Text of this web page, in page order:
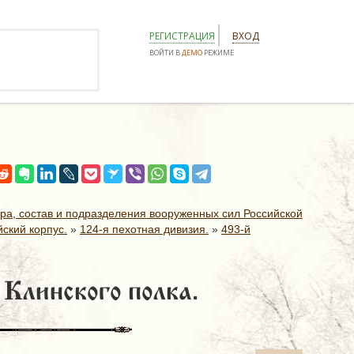
РЕГИСТРАЦИЯ ВХОД
ВОЙТИ ВДЕМО РЕЖИМЕ
состав и подразделения вооруженных сил Российской
корпус. » 124-я пехотная дивизия. » 493-й
полка.